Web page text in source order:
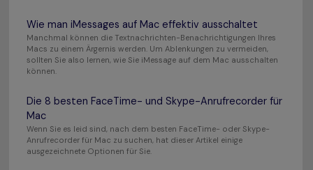
Wie man iMessages auf Mac effektiv ausschaltet
Manchmal können die Textnachrichten-Benachrichtigungen Ihres
Macs zu einem Ärgernis werden. Um Ablenkungen zu vermeiden,
sollten Sie also lernen, wie Sie iMessage auf dem Mac ausschalten
können.
Die 8 besten FaceTime- und Skype-Anrufrecorder für
Mac
Wenn Sie es leid sind, nach dem besten FaceTime- oder Skype-
Anrufrecorder für Mac zu suchen, hat dieser Artikel einige
ausgezeichnete Optionen für Sie.